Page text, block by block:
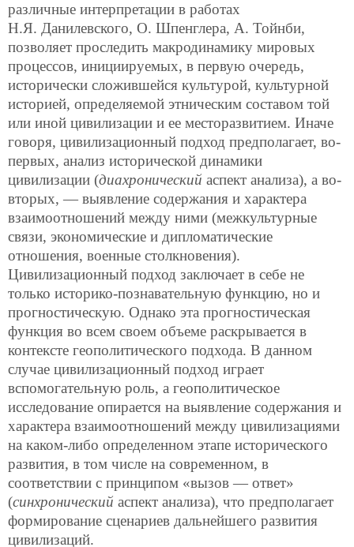
различные интерпретации в работах
Н.Я. Данилевского, О. Шпенглера, А. Тойнби,
позволяет проследить макродинамику мировых
процессов, инициируемых, в первую очередь,
исторически сложившейся культурой, культурной
историей, определяемой этническим составом той
или иной цивилизации и ее месторазвитием. Иначе
говоря, цивилизационный подход предполагает, во-
первых, анализ исторической динамики
цивилизации (диахронический аспект анализа), а во-
вторых, — выявление содержания и характера
взаимоотношений между ними (межкультурные
связи, экономические и дипломатические
отношения, военные столкновения).
Цивилизационный подход заключает в себе не
только историко-познавательную функцию, но и
прогностическую. Однако эта прогностическая
функция во всем своем объеме раскрывается в
контексте геополитического подхода. В данном
случае цивилизационный подход играет
вспомогательную роль, а геополитическое
исследование опирается на выявление содержания и
характера взаимоотношений между цивилизациями
на каком-либо определенном этапе исторического
развития, в том числе на современном, в
соответствии с принципом «вызов — ответ»
(синхронический аспект анализа), что предполагает
формирование сценариев дальнейшего развития
цивилизаций.